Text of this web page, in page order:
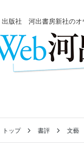
出版社 河出書房新社のオ
トップ 書評 文藝